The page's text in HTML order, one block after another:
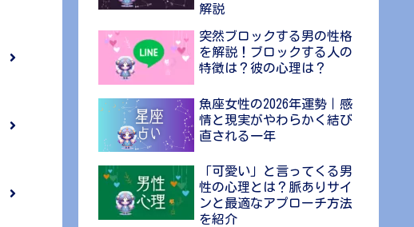
解説
突然ブロックする男の性格
を解説！ブロックする人の
特徴は？彼の心理は？
魚座女性の2026年運勢｜感
情と現実がやわらかく結び
直される一年
「可愛い」と言ってくる男
性の心理とは？脈ありサイ
ンと最適なアプローチ方法
を紹介